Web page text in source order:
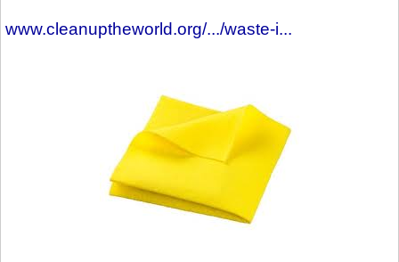
www.cleanuptheworld.org/.../waste-i...